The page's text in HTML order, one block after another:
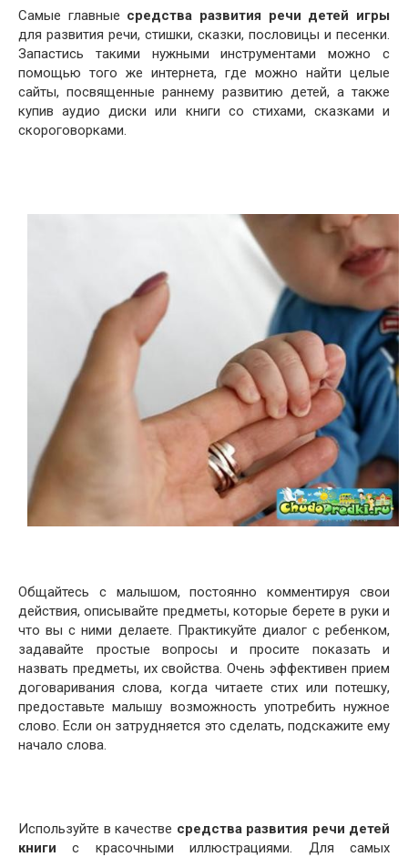
Самые главные средства развития речи детей игры
для развития речи, стишки, сказки, пословицы и песенки.
Запастись такими нужными инструментами можно с
помощью того же интернета, где можно найти целые
сайты, посвященные раннему развитию детей, а также
купив аудио диски или книги со стихами, сказками и
скороговорками.
Общайтесь с малышом, постоянно комментируя свои
действия, описывайте предметы, которые берете в руки и
что вы с ними делаете. Практикуйте диалог с ребенком,
задавайте простые вопросы и просите показать и
назвать предметы, их свойства. Очень эффективен прием
договаривания слова, когда читаете стих или потешку,
предоставьте малышу возможность употребить нужное
слово. Если он затрудняется это сделать, подскажите ему
начало слова.
Используйте в качестве средства развития речи детей
книги с красочными иллюстрациями. Для самых